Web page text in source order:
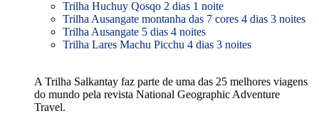
Trilha Huchuy Qosqo 2 dias 1 noite
Trilha Ausangate montanha das 7 cores 4 dias 3 noites
Trilha Ausangate 5 dias 4 noites
Trilha Lares Machu Picchu 4 dias 3 noites
A Trilha Salkantay faz parte de uma das 25 melhores viagens
do mundo pela revista National Geographic Adventure
Travel.